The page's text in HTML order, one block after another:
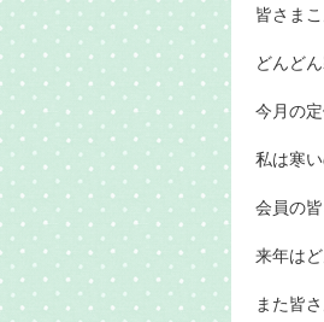
皆さまこ
どんど
今月の
私は寒
会員の
来年は
また皆